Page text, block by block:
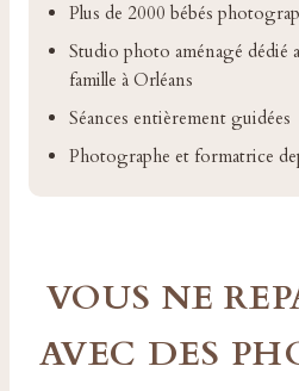
Plus de 2000 bébés
Studio photo aménagé dédié
famille à Orléans
Séances entièrement guidées
Photographe et formatrice
VOUS NE
AVEC DES